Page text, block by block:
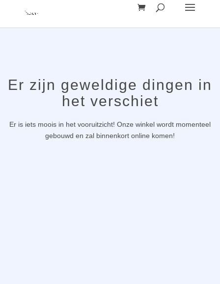
Er zijn geweldige dingen in
het verschiet
Er is iets moois in het vooruitzicht! Onze winkel wordt momenteel
gebouwd en zal binnenkort online komen!